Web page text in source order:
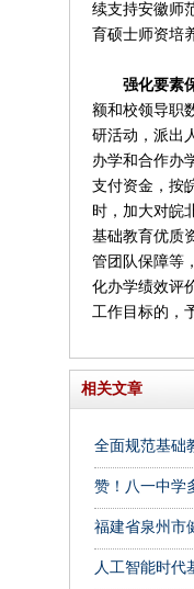
续支持安徽师
育硕士师资培
强化要素保
额和校领导职
研活动，派出
办学和合作办
支付资金，按
时，加大对皖
基础教育优质
管团队保障等
化办学绩效评
工作目标的，
相关文章
全面规范基础
赞！八一中学
福建省泉州市
人工智能时代